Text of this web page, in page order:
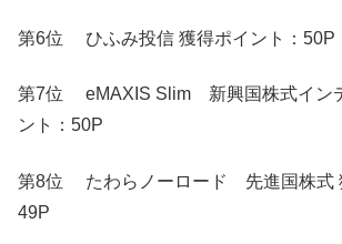
第6位 ひふみ投信 獲得ポイント：50P
第7位 eMAXIS Slim 新興国株式イン
ント：50P
第8位 たわらノーロード 先進国株式
49P